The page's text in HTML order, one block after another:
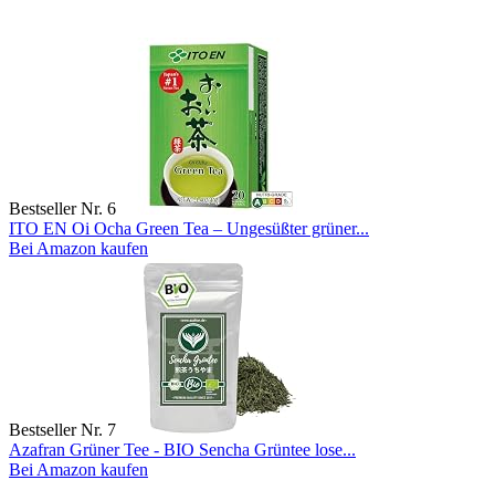
Bestseller Nr. 6
ITO EN Oi Ocha Green Tea – Ungesüßter grüner...
Bei Amazon kaufen
Bestseller Nr. 7
Azafran Grüner Tee - BIO Sencha Grüntee lose...
Bei Amazon kaufen